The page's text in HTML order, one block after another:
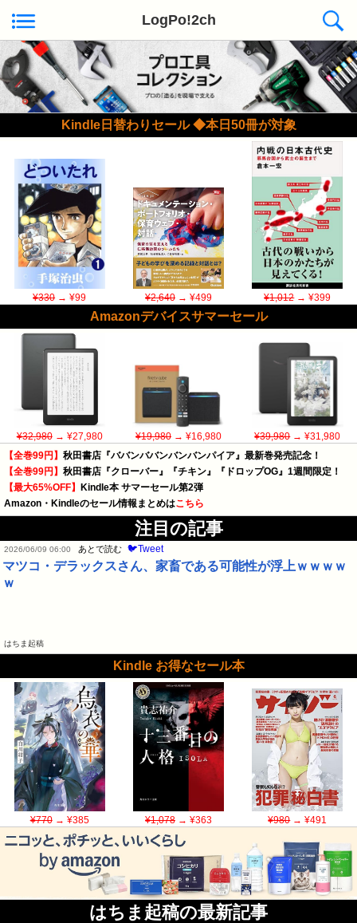
LogPo!2ch
Kindle日替わりセール ◆本日50冊が対象
¥330→ ¥99 ¥2,640→ ¥499 ¥1,012→ ¥399
Amazonデバイスサマーセール
¥32,980→ ¥27,980 ¥19,980→ ¥16,980 ¥39,980→ ¥31,980
【全巻99円】 秋田書店『ババンババンバンバンパイア』最新巻発売記念！
【全巻99円】 秋田書店『クローバー』『チキン』『ドロップOG』1週間限定！
【最大65%OFF】
Kindle本 サマーセール第2弾
Amazon・Kindleのセール情報まとめはこちら
注目の記事
2026/06/09 06:00 あとで読む 🐦Tweet
マツコ・デラックスさん、家畜である可能性が浮上ｗｗｗｗ
ｗ
はちま起稿
Kindle お得なセール本
¥770→ ¥385 ¥1,078→ ¥363 ¥980→ ¥491
はちま起稿の最新記事